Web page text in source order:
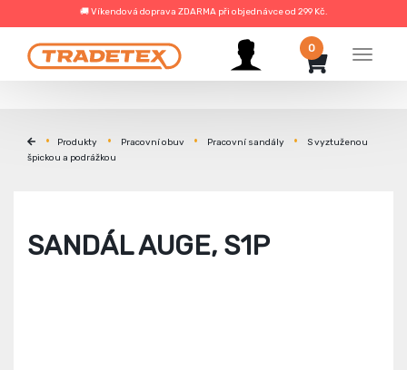
🚚 Víkendová doprava ZDARMA při objednávce od 299 Kč.
Menu
0
Produkty Pracovní obuv Pracovní sandály
S vyztuženou
špickou a podrážkou
SANDÁL AUGE, S1P